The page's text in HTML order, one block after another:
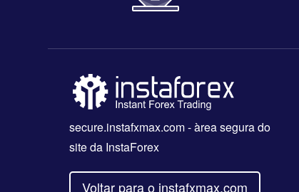
secure.instafxmax.com- àrea segura do
site da InstaForex
Voltar para o instafxmax.com